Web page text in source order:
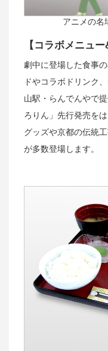
アニメの名
【コラボメニュー
劇中に登場した食事
ドやコラボドリンク
山駅・らんでんやで
ろりん」先行発売を
グッズや京都の伝統
が多数登場します。